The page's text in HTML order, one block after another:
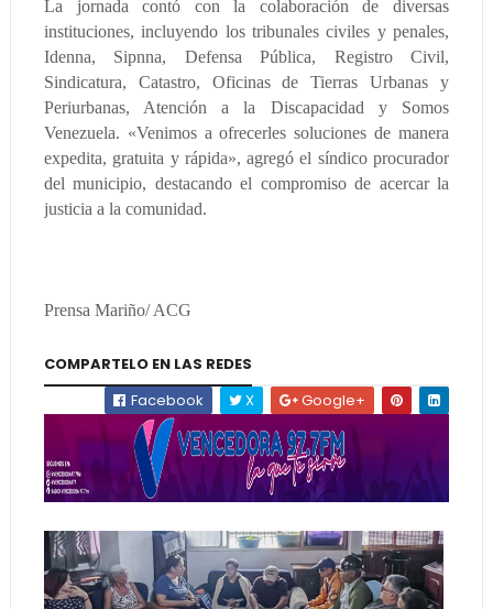
La jornada contó con la colaboración de diversas
instituciones, incluyendo los tribunales civiles y penales,
Idenna, Sipnna, Defensa Pública, Registro Civil,
Sindicatura, Catastro, Oficinas de Tierras Urbanas y
Periurbanas, Atención a la Discapacidad y Somos
Venezuela. «Venimos a ofrecerles soluciones de manera
expedita, gratuita y rápida», agregó el síndico procurador
del municipio, destacando el compromiso de acercar la
justicia a la comunidad.
Prensa Mariño/ ACG
COMPARTELO EN LAS REDES
Facebook
X Google+